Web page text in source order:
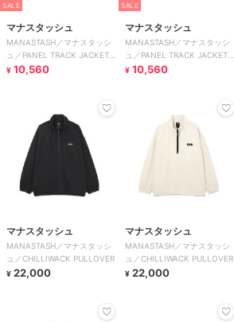
SALE
マナスタッシュ
MANASTASH／マナスタッシ
ュ／PANEL TRACK JACKET／
パネルトラックジャケット
¥ 10,560
SALE
マナスタッシュ
MANASTASH／マナスタッシ
ュ／PANEL TRACK JACKET／
パネルトラックジャケット
¥ 10,560
マナスタッシュ
MANASTASH／マナスタッシ
ュ／CHILLIWACK PULLOVER
¥ 22,000
マナスタッシュ
MANASTASH／マナスタッシ
ュ／CHILLIWACK PULLOVER
¥ 22,000